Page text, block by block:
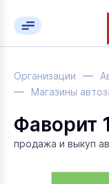
Организации
Магазины
Фаворит
продажа и выкуп